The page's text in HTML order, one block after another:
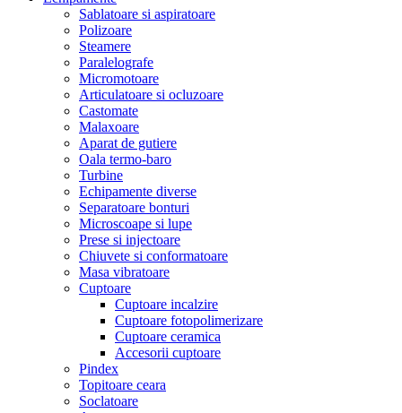
Sablatoare si aspiratoare
Polizoare
Steamere
Paralelografe
Micromotoare
Articulatoare si ocluzoare
Castomate
Malaxoare
Aparat de gutiere
Oala termo-baro
Turbine
Echipamente diverse
Separatoare bonturi
Microscoape si lupe
Prese si injectoare
Chiuvete si conformatoare
Masa vibratoare
Cuptoare
Cuptoare incalzire
Cuptoare fotopolimerizare
Cuptoare ceramica
Accesorii cuptoare
Pindex
Topitoare ceara
Soclatoare